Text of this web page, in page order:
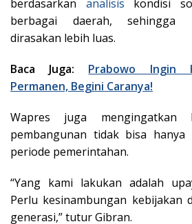
berdasarkan analisis kondisi
berbagai daerah, sehingga
dirasakan lebih luas.
Baca Juga: Prabowo Ingin
Permanen, Begini Caranya!
Wapres juga mengingatkan
pembangunan tidak bisa hanya
periode pemerintahan.
“Yang kami lakukan adalah
Perlu kesinambungan kebijakan
generasi,” tutur Gibran.